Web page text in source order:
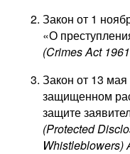
Закон от 1
«О
(CrimesAct
Закон от 13
защищенном
защите
(Protected
Whistleblowers)